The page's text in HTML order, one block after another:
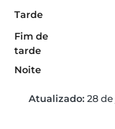
Tarde
Fim de
tarde
Noite
Atualizado: 28